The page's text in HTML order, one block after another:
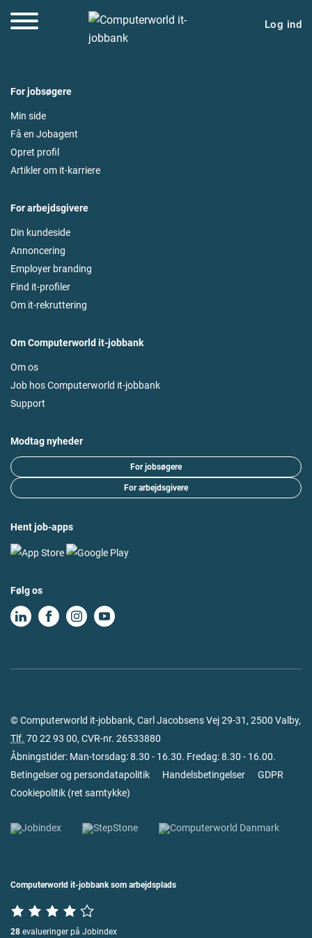
Log ind
For jobsøgere
Min side
Få en Jobagent
Opret profil
Artikler om it-karriere
For arbejdsgivere
Din kundeside
Annoncering
Employer branding
Find it-profiler
Om it-rekruttering
Om Computerworld it-jobbank
Om os
Job hos Computerworld it-jobbank
Support
Modtag nyheder
For jobsøgere
For arbejdsgivere
Hent job-apps
Følg os
© Computerworld it-jobbank, Carl Jacobsens Vej 29-31, 2500 Valby,
Tlf. 70 22 93 00, CVR-nr. 26533880
Åbningstider: Man-torsdag: 8.30 - 16.30. Fredag: 8.30 - 16.00.
Betingelser og persondatapolitik
Handelsbetingelser
GDPR
Cookiepolitik (ret samtykke)
Computerworld it-jobbank som arbejdsplads
28 evalueringer på Jobindex